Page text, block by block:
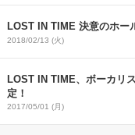
LOST IN TIME 決意のホー
2018/02/13 (火)
LOST IN TIME、ボーカリ
定！
2017/05/01 (月)